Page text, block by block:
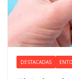
DESTACADAS